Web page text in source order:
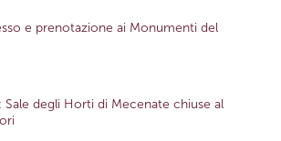
e prenotazione ai Monumenti del
Sale degli Horti di Mecenate chiuse al